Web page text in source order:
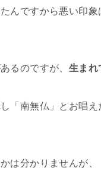
んですから悪い印象
るのですが、 生まれ
「南無仏」とお唱え
は分かりませんが、